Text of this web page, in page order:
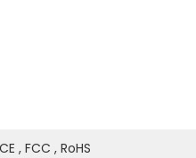
CE , FCC , RoHS